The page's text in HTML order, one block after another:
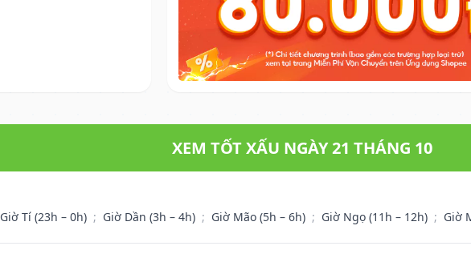
XEM TỐT XẤU NGÀY 21 THÁNG 10
Giờ Tí (23h – 0h) ; Giờ Dần (3h – 4h) ; Giờ Mão (5h – 6h) ; Giờ Ngọ (11h – 12h) ; Giờ